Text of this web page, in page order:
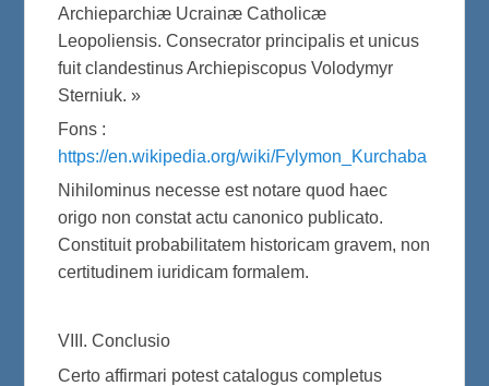
Archieparchiæ Ucrainæ Catholicæ
Leopoliensis. Consecrator principalis et unicus
fuit clandestinus Archiepiscopus Volodymyr
Sterniuk. »
Fons :
https://en.wikipedia.org/wiki/Fylymon_Kurchaba
Nihilominus necesse est notare quod haec
origo non constat actu canonico publicato.
Constituit probabilitatem historicam gravem, non
certitudinem iuridicam formalem.
VIII. Conclusio
Certo affirmari potest catalogus completus